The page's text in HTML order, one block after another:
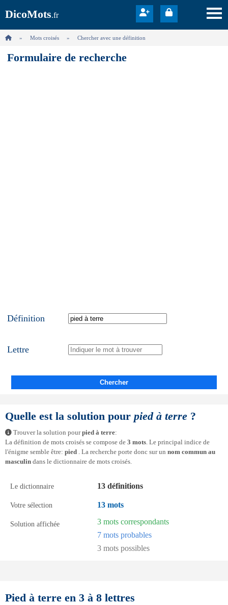
DicoMots.fr
Mots croisés Chercher avec une définition
Formulaire de recherche
Définition
Lettre
Chercher
Quelle est la solution pour pied à terre ?
Trouver la solution pourpied à terre:
La définition de mots croisés se compose de 3 mots. Le principal indice de
l'énigme semble être: pied . La recherche porte donc sur un nom commun au
masculin dans le dictionnaire de mots croisés.
Le dictionnaire 13 définitions
Votre sélection 13 mots
Solution affichée
3 mots correspondants
7 mots probables
3 mots possibles
Pied à terre en 3 à 8 lettres